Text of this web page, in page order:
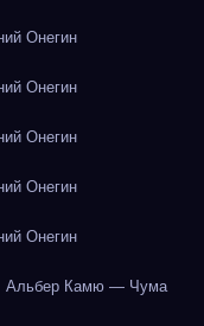
Онегин
Онегин
Онегин
Онегин
Онегин
Альбер Камю — Чума